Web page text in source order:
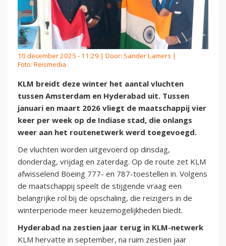
10 december 2025 - 11:29 | Door: Sander Lamers |
Foto: Reismedia
KLM breidt deze winter het aantal vluchten
tussen Amsterdam en Hyderabad uit. Tussen
januari en maart 2026 vliegt de maatschappij vier
keer per week op de Indiase stad, die onlangs
weer aan het routenetwerk werd toegevoegd.
De vluchten worden uitgevoerd op dinsdag,
donderdag, vrijdag en zaterdag. Op de route zet KLM
afwisselend Boeing 777- en 787-toestellen in. Volgens
de maatschappij speelt de stijgende vraag een
belangrijke rol bij de opschaling, die reizigers in de
winterperiode meer keuzemogelijkheden biedt.
Hyderabad na zestien jaar terug in KLM-netwerk
KLM hervatte in september, na ruim zestien jaar